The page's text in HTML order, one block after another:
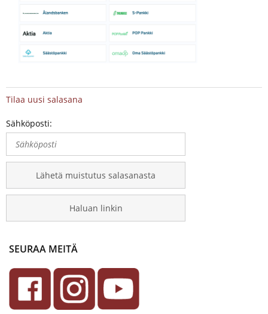
Tilaa uusi salasana
Sähköposti:
Lähetä muistutus salasanasta
Haluan linkin
SEURAA MEITÄ